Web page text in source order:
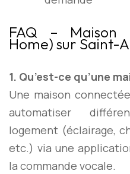
FAQ – Maison
Home) sur Saint-
1. Qu’est-ce qu’une
Une maison
automatiser
logement (éclairage,
etc.) via une
la commande vocale.